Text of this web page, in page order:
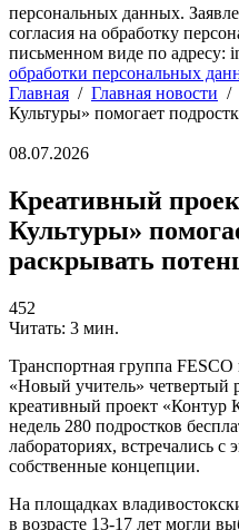
персональных данных.
согласия на обработку
письменном виде по адресу:
обработки персональных
Главная / Главная новости /
Культуры» помогает
08.07.2026
Креативный
Культуры»
раскрывать
452
Читать: 3 мин.
Транспортная группа
«Новый учитель» четвертый
креативный проект «Контур
недель 280 подростков
лабораториях, встречались с
собственные концепции.
На площадках
в возрасте 13-17 лет могли